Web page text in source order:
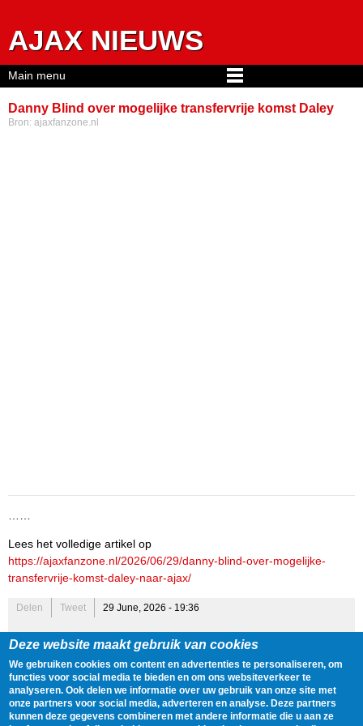
AJAX NIEUWS
Danny Blind over mogelijke transfervrije komst Daley
naar Ajax
Bron: ajaxfanzone.nl
Lees het volledige artikel op
https://ajaxfanzone.nl/2026/06/29/danny-blind-over-mogelijke-
transfervrije-komst-daley-naar-ajax/
Delen Tweet 29 June, 2026 - 19:36
Gegevens
Spelers: Daley Blind,Danny Blind
Onderwerpen:De Toekomst,Terugkeer,Trainer,Zaakwaarnemer
Doelpunt,Nederlands Elftal,Transfers
Main menu
Deze website maakt gebruik van cookies
We gebruiken cookies om content en advertenties te personaliseren, om
functies voor social media te bieden en om ons websiteverkeer te
analyseren. Ook delen we informatie over uw gebruik van onze site met
onze partners voor social media, adverteren en analyse. Deze partners
kunnen deze gegevens combineren met andere informatie die u aan ze